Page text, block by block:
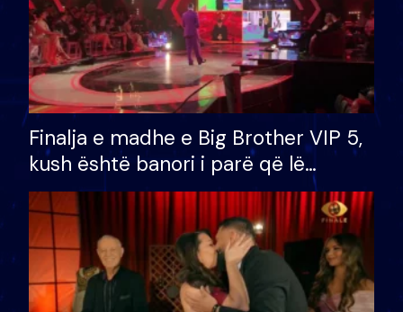
Finalja e madhe e Big Brother VIP 5,
kush është banori i parë që lë
shtëpinë dhe humb mundësinë për
të fituar çmimin e madh